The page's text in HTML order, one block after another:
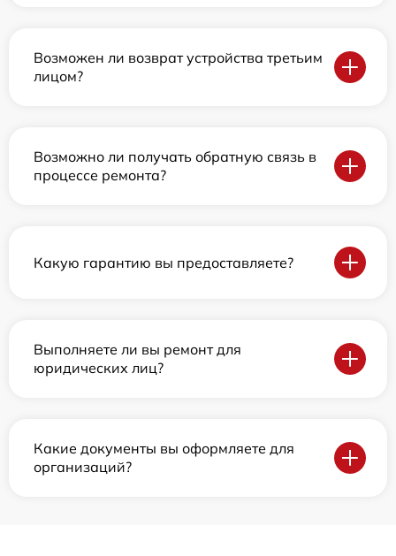
Возможен ли возврат устройства третьим
лицом?
Возможно ли получать обратную связь в
процессе ремонта?
Какую гарантию вы предоставляете?
Выполняете ли вы ремонт для
юридических лиц?
Какие документы вы оформляете для
организаций?